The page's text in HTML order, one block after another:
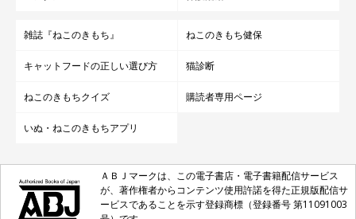
雑誌『ねこのきもち』 ねこのきもち健保
キャットフードの正しい選び方 猫診断
ねこのきもちクイズ 購読者専用ページ
いぬ・ねこのきもちアプリ
ＡＢＪマークは、この電子書店・電子書籍配信サービス
が、著作権者からコンテンツ使用許諾を得た正規版配信サ
ービスであることを示す登録商標（登録番号 第11091003